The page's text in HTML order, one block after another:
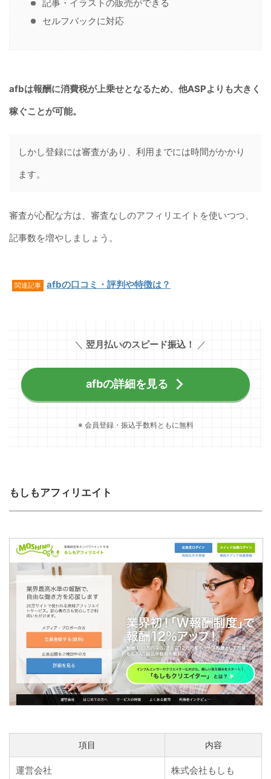
記事・イラストの販売ができる
セルフバックに対応
afbは報酬に消費税が上乗せとなるため、他ASPよりも大きく
稼ぐことが可能。
しかし登録には審査があり、利用までには時間がかかり
ます。
審査が心配な方は、審査なしのアフィリエイトを使いつつ、
記事数を増やしましょう。
関連記事 afbの口コミ・評判や特徴は？
＼ 翌月払いのスピード振込！ ／
afbの詳細を見る
※ 会員登録・振込手数料ともに無料
もしもアフィリエイト
項目 内容
運営会社 株式会社もしも